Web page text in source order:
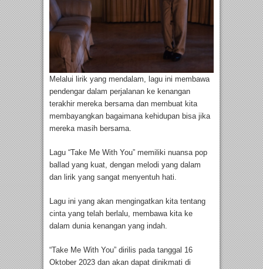
Melalui lirik yang mendalam, lagu ini membawa
pendengar dalam perjalanan ke kenangan
terakhir mereka bersama dan membuat kita
membayangkan bagaimana kehidupan bisa jika
mereka masih bersama.
Lagu “Take Me With You” memiliki nuansa pop
ballad yang kuat, dengan melodi yang dalam
dan lirik yang sangat menyentuh hati.
Lagu ini yang akan mengingatkan kita tentang
cinta yang telah berlalu, membawa kita ke
dalam dunia kenangan yang indah.
“Take Me With You” dirilis pada tanggal 16
Oktober 2023 dan akan dapat dinikmati di